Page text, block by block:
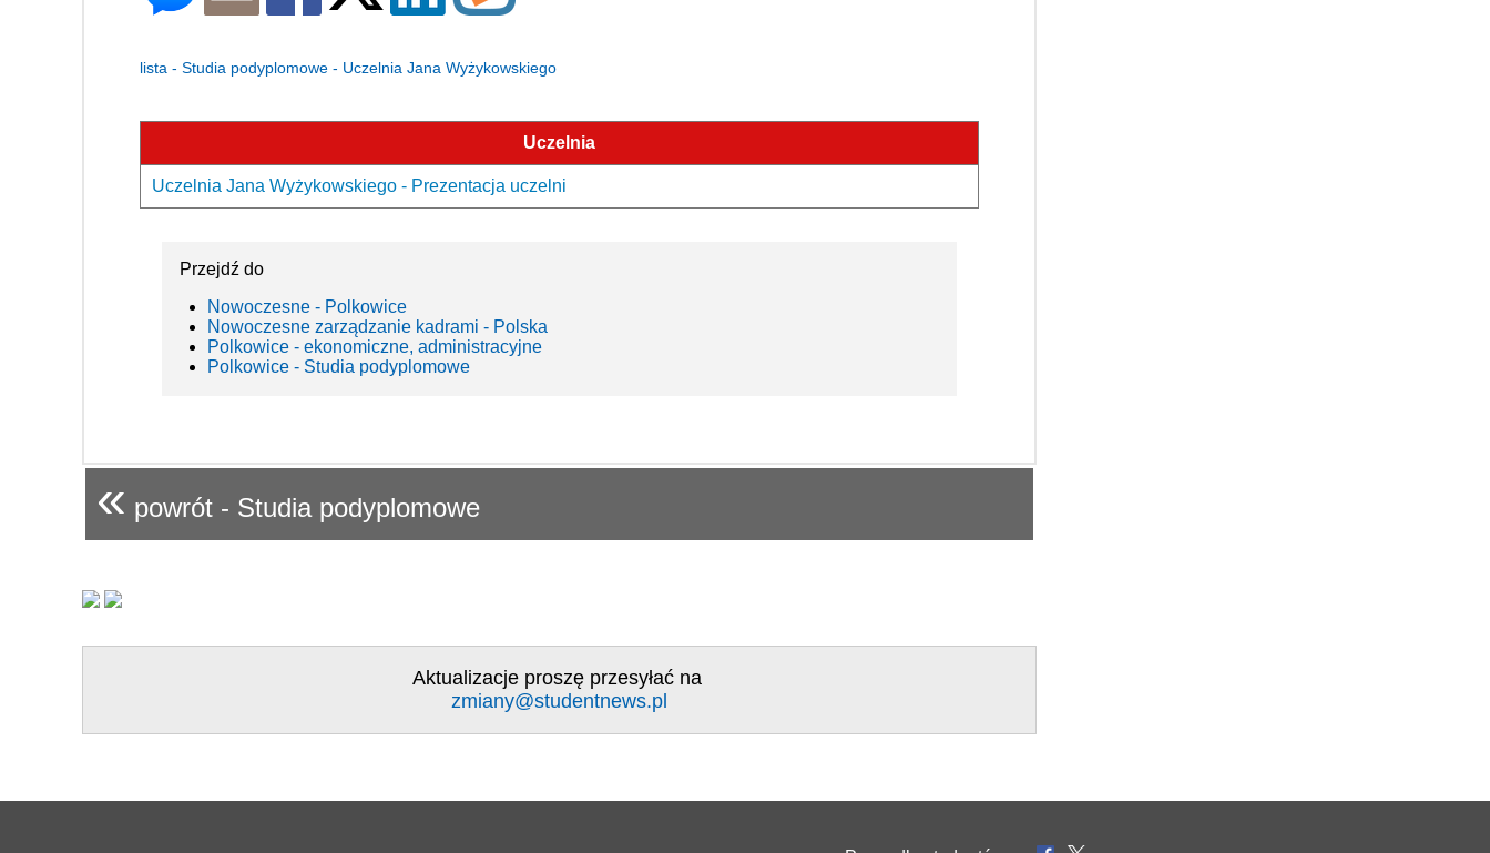
lista - Studia podyplomowe - Uczelnia Jana Wyżykowskiego
Uczelnia
Uczelnia Jana Wyżykowskiego - Prezentacja uczelni
Przejdź do
Nowoczesne - Polkowice
Nowoczesne zarządzanie kadrami - Polska
Polkowice - ekonomiczne, administracyjne
Polkowice - Studia podyplomowe
« powrót - Studia podyplomowe
Aktualizacje proszę przesyłać na
zmiany@studentnews.pl